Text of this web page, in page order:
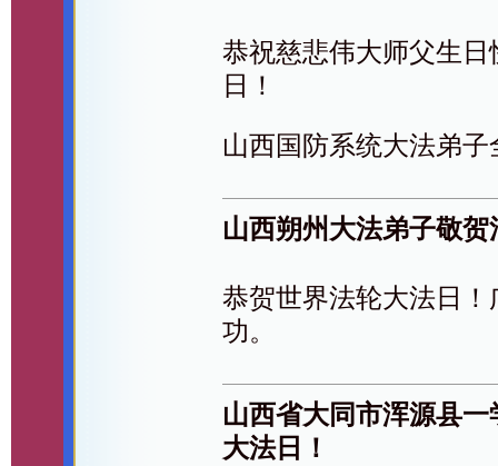
恭祝慈悲伟大师父生
日！
山西国防系统大法弟子
山西朔州大法弟子敬
恭贺世界法轮大法日
功。
山西省大同市浑源县
大法日！